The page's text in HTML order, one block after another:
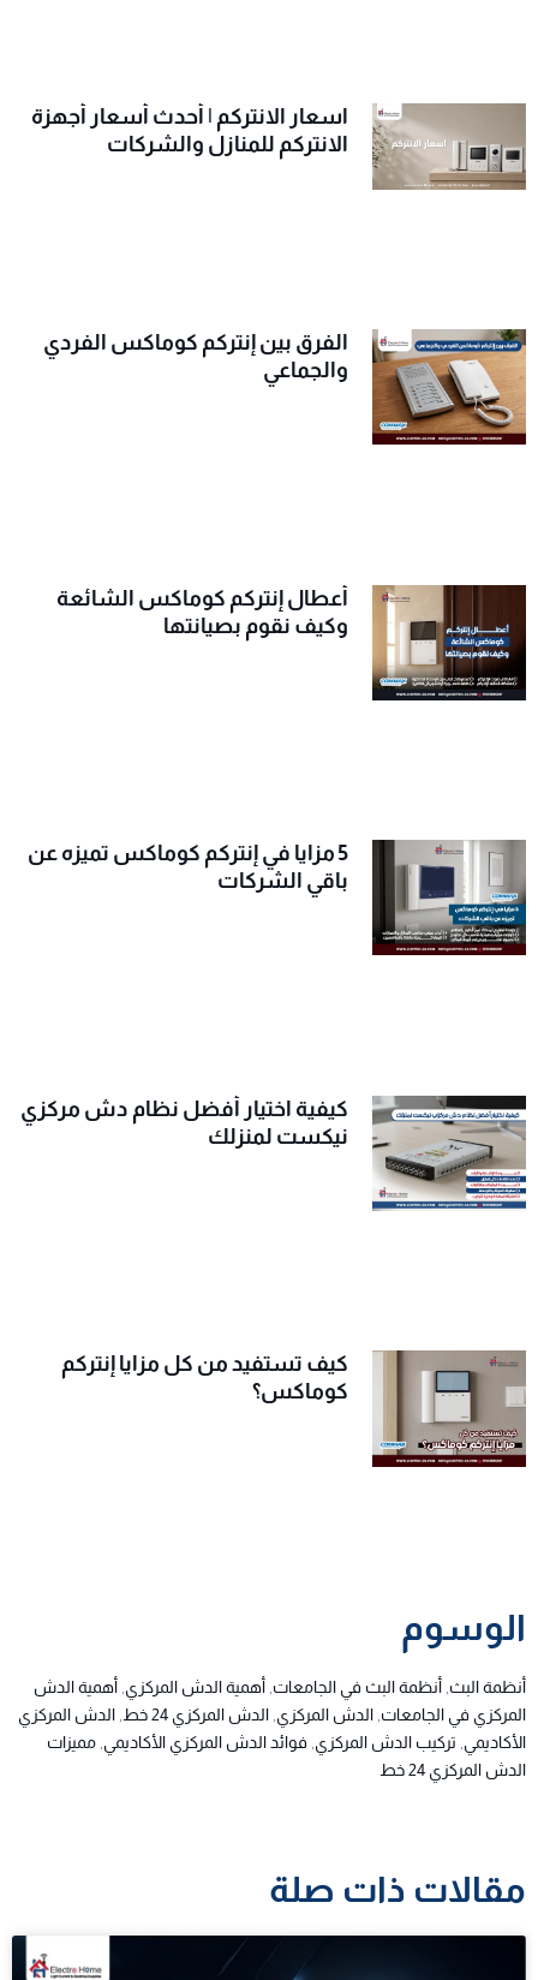
اسعار الانتركم | أحدث أسعار أجهزة
الانتركم للمنازل والشركات
الفرق بين إنتركم كوماكس الفردي
والجماعي
أعطال إنتركم كوماكس الشائعة
وكيف نقوم بصيانتها
5 مزايا في إنتركم كوماكس تميزه عن
باقي الشركات
كيفية اختيار أفضل نظام دش مركزي
نيكست لمنزلك
كيف تستفيد من كل مزايا إنتركم
كوماكس؟
الوسوم
أنظمة البث أنظمة البث في الجامعات أهمية الدش المركزي أهمية الدش
المركزي في الجامعات الدش المركزي الدش المركزي 24 خط
الدش المركزي
الأكاديمي تركيب الدش المركزي فوائد الدش المركزي الأكاديمي مميزات
الدش المركزي 24 خط
مقالات ذات صلة